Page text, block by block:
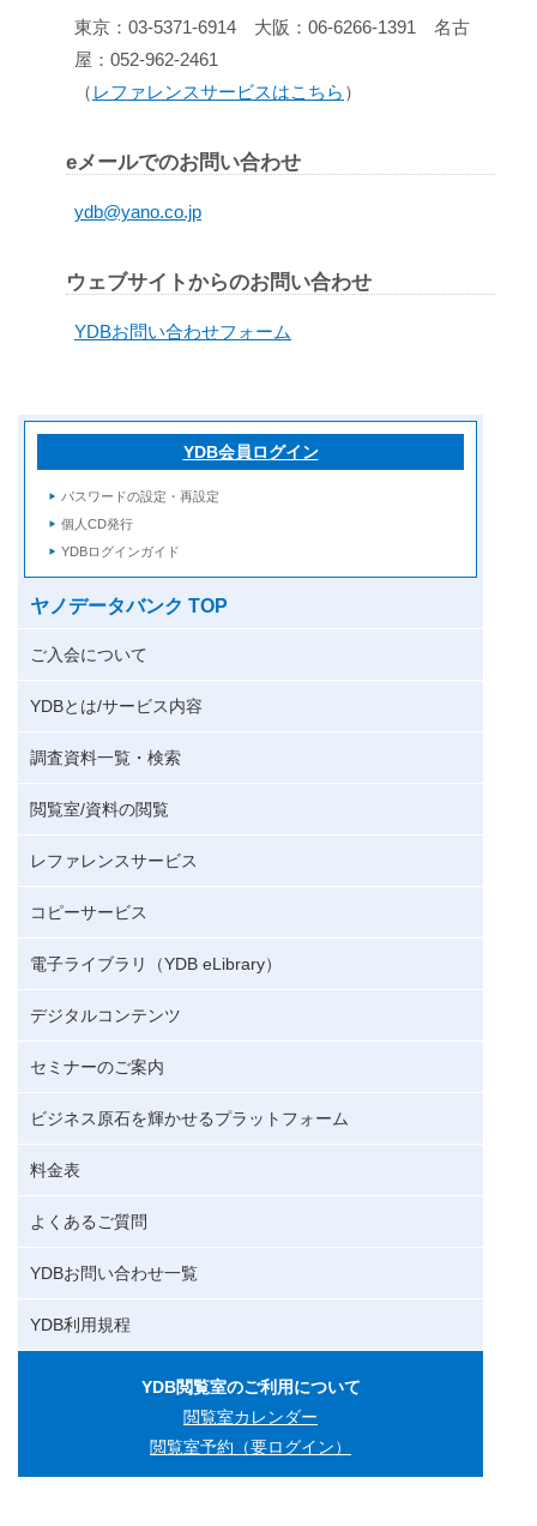
東京：03-5371-6914 大阪：06-6266-1391 名古
屋：052-962-2461
（ レファレンスサービスはこちら ）
eメールでのお問い合わせ
ydb@yano.co.jp
ウェブサイトからのお問い合わせ
YDBお問い合わせフォーム
YDB会員ログイン
パスワードの設定・再設定
個人CD発行
YDBログインガイド
ヤノデータバンク TOP
ご入会について
YDBとは/サービス内容
調査資料一覧・検索
閲覧室/資料の閲覧
レファレンスサービス
コピーサービス
電子ライブラリ（YDB eLibrary）
デジタルコンテンツ
セミナーのご案内
ビジネス原石を輝かせるプラットフォーム
料金表
よくあるご質問
YDBお問い合わせ一覧
YDB利用規程
YDB閲覧室のご利用について
閲覧室カレンダー
閲覧室予約（要ログイン）